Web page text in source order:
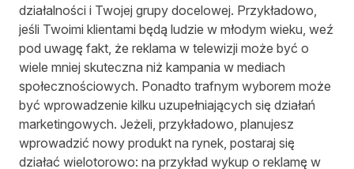
działalności i Twojej grupy docelowej. Przykładowo,
jeśli Twoimi klientami będą ludzie w młodym wieku, weź
pod uwagę fakt, że reklama w telewizji może być o
wiele mniej skuteczna niż kampania w mediach
społecznościowych. Ponadto trafnym wyborem może
być wprowadzenie kilku uzupełniających się działań
marketingowych. Jeżeli, przykładowo, planujesz
wprowadzić nowy produkt na rynek, postaraj się
działać wielotorowo: na przykład wykup o reklamę w